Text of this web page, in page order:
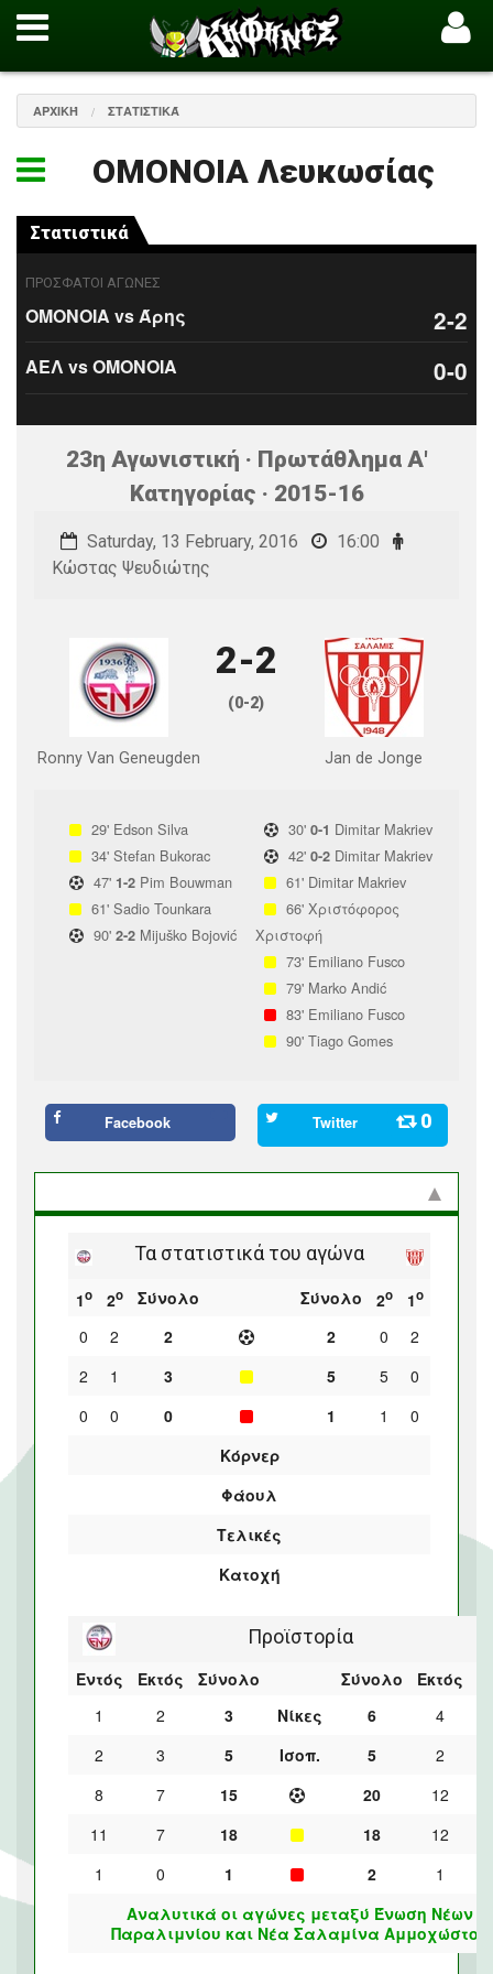
ΑΡΧΙΚΉ ΣΤΑΤΙΣΤΙΚΆ
ΟΜΟΝΟΙΑ Λευκωσίας
Στατιστικά
ΠΡΟΣΦΑΤΟΙ ΑΓΩΝΕΣ
ΟΜΟΝΟΙΑ vs Άρης 2-2
ΑΕΛ vs ΟΜΟΝΟΙΑ 0-0
23η Αγωνιστική · Πρωτάθλημα Α'
Κατηγορίας · 2015-16
Saturday, 13 February, 2016
16:00
Κώστας Ψευδιώτης
Ronny Van Geneugden
2-2
(0-2)
Jan de Jonge
29' Edson Silva
34' Stefan Bukorac
47' 1-2 Pim Bouwman
61' Sadio Tounkara
90' 2-2 Mijuško Bojović
30' 0-1 Dimitar Makriev
42' 0-2 Dimitar Makriev
61' Dimitar Makriev
66' Χριστόφορος
Χριστοφή
73' Emiliano Fusco
79' Marko Andić
83' Emiliano Fusco
90' Tiago Gomes
Facebook Twitter 0
Τα στατιστικά του αγώνα
1ο 2ο Σύνολο Σύνολο 2ο 1ο
0 2 2 2 0
2
2
1 3 5 5
0
0
0 0 1 1
0
Κόρνερ
Φάουλ
Τελικές
Κατοχή
Προϊστορία
Εντός Εκτός Σύνολο Σύνολο Εκτός
1
2 3 Νίκες 6
4
2
3 5 Ισοπ. 5
2
8
7 15 20
12
11
7 18 18
12
1
0 1 2
1
Αναλυτικά οι αγώνες μεταξύ Ένωση Νέων
Παραλιμνίου και Νέα Σαλαμίνα Αμμοχώστου